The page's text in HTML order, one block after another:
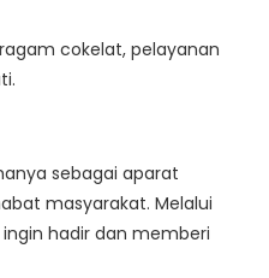
cokelat, pelayanan
sebagai aparat
masyarakat. Melalui
ingin hadir dan memberi